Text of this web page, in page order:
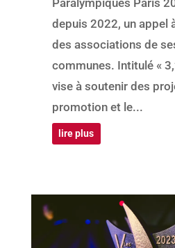
Paralympiques Paris
depuis 2022, un appel
des associations de
communes. Intitulé «
vise à soutenir des
promotion et le...
lire plus